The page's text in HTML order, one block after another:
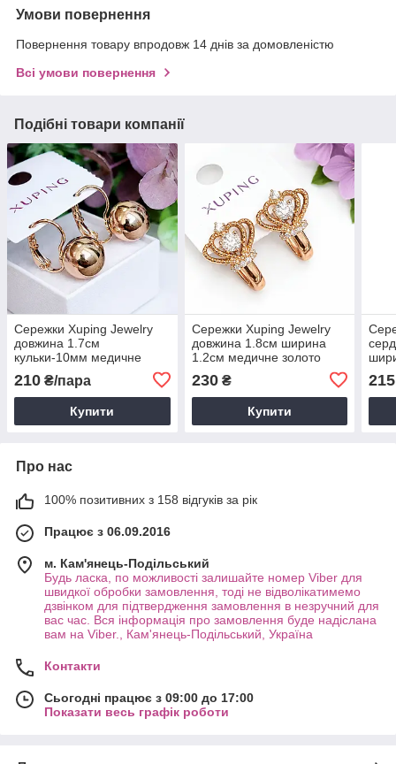
Умови повернення
Повернення товару впродовж 14 днів за домовленістю
Всі умови повернення
Подібні товари компанії
Сережки Xuping Jewelry
довжина 1.7см
кульки-10мм медичне
золото позолота 18К с994
210 ₴/пара
Купити
Сережки Xuping Jewelry
довжина 1.8см ширина
1.2см медичне золото
230₴
Купити
215
Про нас
100% позитивних з 158 відгуків за рік
Працює з 06.09.2016
м. Кам'янець-Подільський
Будь ласка, по можливості залишайте номер Viber для
швидкої обробки замовлення, тоді не відволікатимемо
дзвінком для підтвердження замовлення в незручний для
вас час. Вся інформація про замовлення буде надіслана
вам на Viber., Кам'янець-Подільський, Україна
Контакти
Сьогодні працює з 09:00 до 17:00
Показати весь графік роботи